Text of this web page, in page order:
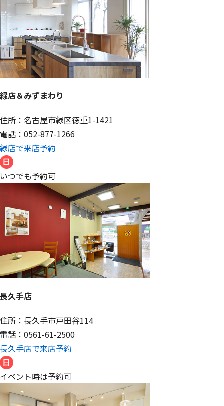
緑店＆みずまわり
住所：名古屋市緑区徳重1-1421
電話：052-877-1266
緑店で来店予約
いつでも予約可
長久手店
住所：長久手市戸田谷114
電話：0561-61-2500
長久手店で来店予約
イベント時は予約可